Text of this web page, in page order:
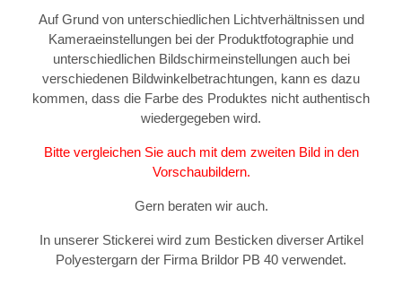
Auf Grund von unterschiedlichen Lichtverhältnissen und
Kameraeinstellungen bei der Produktfotographie und
unterschiedlichen Bildschirmeinstellungen auch bei
verschiedenen Bildwinkelbetrachtungen, kann es dazu
kommen, dass die Farbe des Produktes nicht authentisch
wiedergegeben wird.
Bitte vergleichen Sie auch mit dem zweiten Bild in den
Vorschaubildern.
Gern beraten wir auch.
In unserer Stickerei wird zum Besticken diverser Artikel
Polyestergarn der Firma Brildor PB 40 verwendet.